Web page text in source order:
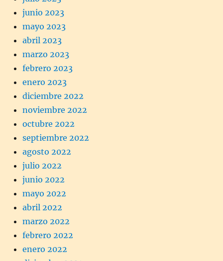
junio 2023
mayo 2023
abril 2023
marzo 2023
febrero 2023
enero 2023
diciembre 2022
noviembre 2022
octubre 2022
septiembre 2022
agosto 2022
julio 2022
junio 2022
mayo 2022
abril 2022
marzo 2022
febrero 2022
enero 2022